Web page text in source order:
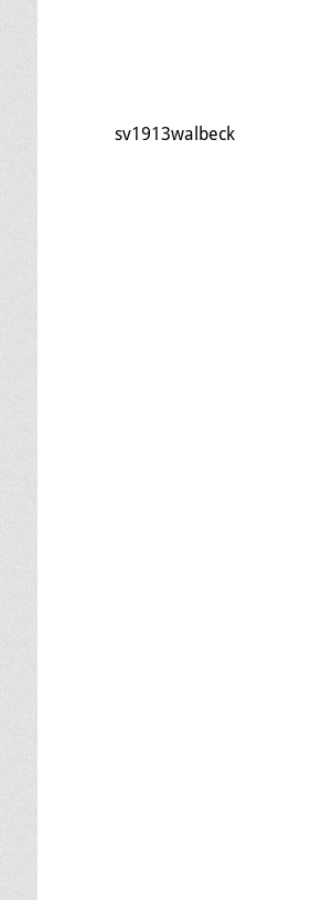
sv1913walbeck